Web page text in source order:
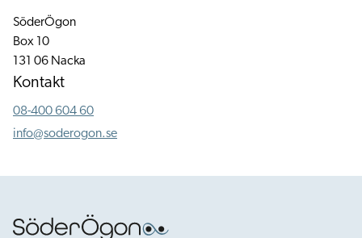
SöderÖgon
Box 10
131 06 Nacka
Kontakt
08-400 604 60
info@soderogon.se